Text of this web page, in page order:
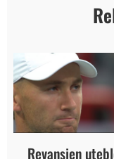
Revansjen